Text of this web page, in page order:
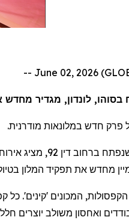
לונדון, מגדיר מחדש את
פרק חדש במלונאות מודרנית.
מחדש את תפקיד המלון
המכונים 'קינים'. כל
ואחסון משולב יוצרים